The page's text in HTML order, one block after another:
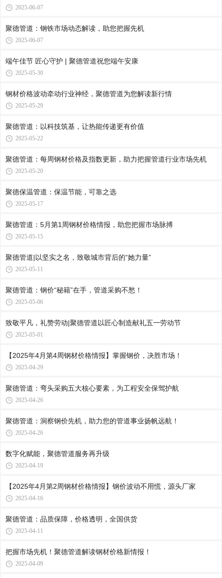
2025-06-07
聚德管道：钢铁市场动态解读，助您把握先机
2025-06-07
端午佳节 匠心守护 | 聚德管道祝您端午安康
2025-05-30
钢材价格波动牵动行业神经，聚德管道为您解读新行情
2025-05-29
聚德管道：以科技筑基，让热能传递更有价值
2025-05-22
聚德管道：每周钢材价格及指数更新，助力把握管道行业市场先机
2025-05-20
聚德保温管道：保温节能，可靠之选
2025-05-17
聚德管道：5月第1周钢材价格情报，助您把握市场脉搏
2025-05-15
聚德管道|以坚实之名，致敬城市背后的“她力量”
2025-05-11
聚德管道：钢价“秘籍”在手，管道采购不愁！
2025-05-06
致敬平凡，礼赞劳动|聚德管道以匠心制造献礼五一劳动节
2025-05-01
【2025年4月第4周钢材价格情报】掌握钢价，决胜市场！
2025-04-29
聚德管道：弯头采购五大核心要素，为工程安全保驾护航
2025-04-26
聚德管道：洞察钢价先机，助力您的管道事业扬帆远航！
2025-04-26
数字化赋能，聚德管道服务再升级
2025-04-19
【2025年4月第2周钢材价格情报】钢价波动不用慌，源头厂家
2025-04-16
聚德管道：品质保障，价格透明，全国供货
2025-04-11
把握市场先机！聚德管道解读钢材价格新情报！
2025-04-09